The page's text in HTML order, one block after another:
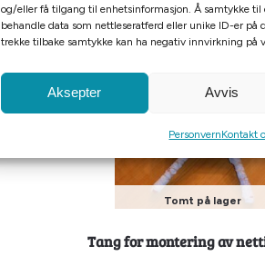
og/eller få tilgang til enhetsinformasjon. Å samtykke til
behandle data som nettleseratferd eller unike ID-er på
trekke tilbake samtykke kan ha negativ innvirkning på
Aksepter Avvis
PersonvernKontakt
Tomt på lager
Tang for montering av